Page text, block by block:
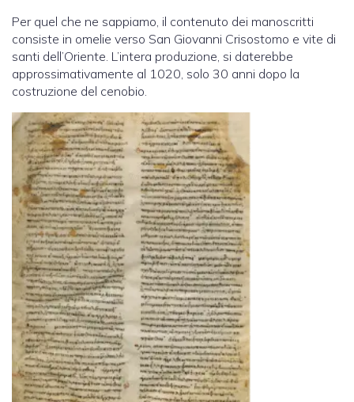
Per quel che ne sappiamo, il contenuto dei manoscritti
consiste in omelie verso San Giovanni Crisostomo e vite di
santi dell’Oriente. L’intera produzione, si daterebbe
approssimativamente al 1020, solo 30 anni dopo la
costruzione del cenobio.